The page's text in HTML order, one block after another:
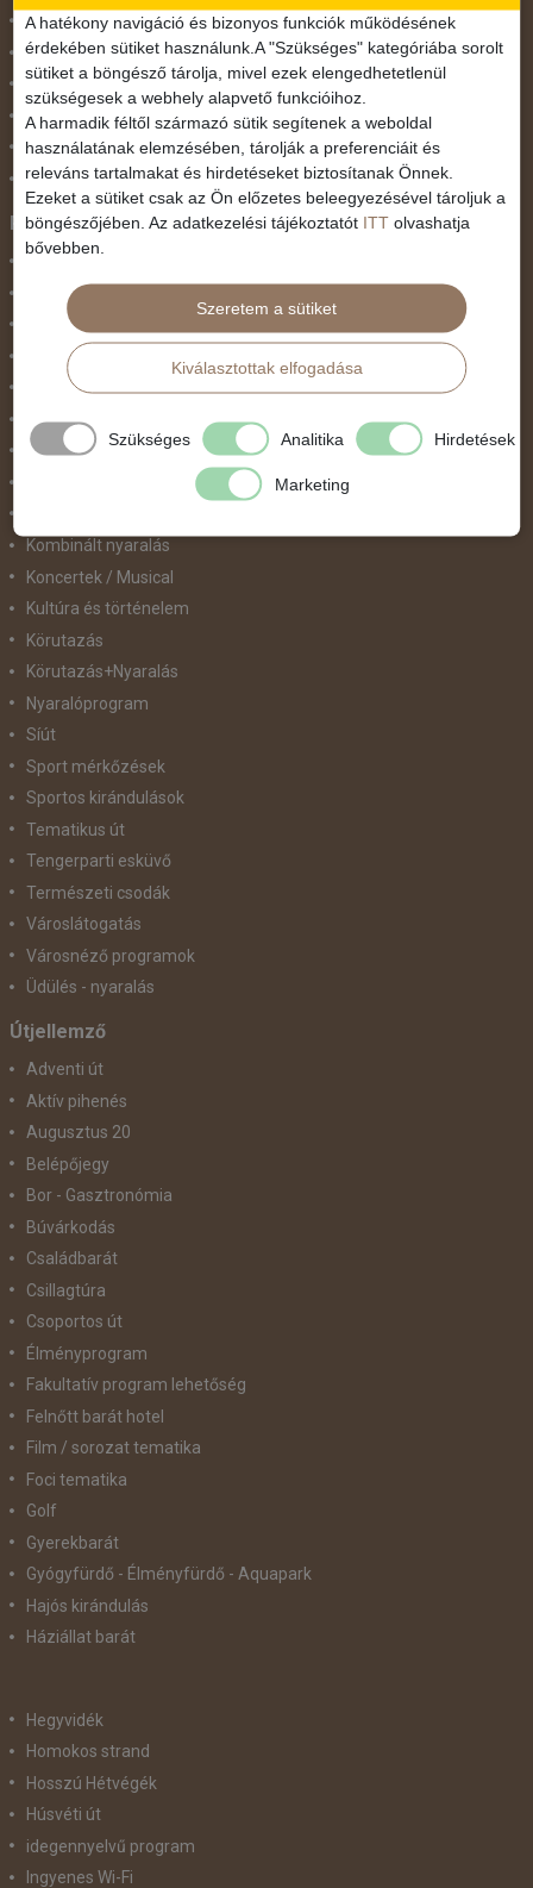
November 1.
Október 23.
Pünkösdi utazás
Szilveszter
Tavaszi szünet
Valentin nap
Programtípus
Belépőjegy
Egyéni út
Egzotikus út
Fesztiválok
Golfút
Gyalogtúra
Kombinált nyaralás
Koncertek / Musical
Kultúra és történelem
Körutazás
Körutazás+Nyaralás
Nyaralóprogram
Síút
Sport mérkőzések
Sportos kirándulások
Tematikus út
Tengerparti esküvő
Természeti csodák
Városlátogatás
Városnéző programok
Üdülés - nyaralás
Útjellemző
Adventi út
Aktív pihenés
Augusztus 20
Belépőjegy
Bor - Gasztronómia
Búvárkodás
Családbarát
Csillagtúra
Csoportos út
Élményprogram
Fakultatív program lehetőség
Felnőtt barát hotel
Film / sorozat tematika
Foci tematika
Golf
Gyerekbarát
Gyógyfürdő - Élményfürdő - Aquapark
Hajós kirándulás
Háziállat barát
Hegyvidék
Homokos strand
Hosszú Hétvégék
Húsvéti út
idegennyelvű program
Ingyenes Wi-Fi
A hatékony navigáció és bizonyos funkciók működésének
érdekében sütiket használunk.A "Szükséges" kategóriába sorolt
sütiket a böngésző tárolja, mivel ezek elengedhetetlenül
szükségesek a webhely alapvető funkcióihoz.
A harmadik féltől származó sütik segítenek a weboldal
használatának elemzésében, tárolják a preferenciáit és
releváns tartalmakat és hirdetéseket biztosítanak Önnek.
Ezeket a sütiket csak az Ön előzetes beleegyezésével tároljuk a
böngészőjében. Az adatkezelési tájékoztatót ITT olvashatja
bővebben.
Szeretem a sütiket
Kiválasztottak elfogadása
Szükséges Analitika Hirdetések
Marketing